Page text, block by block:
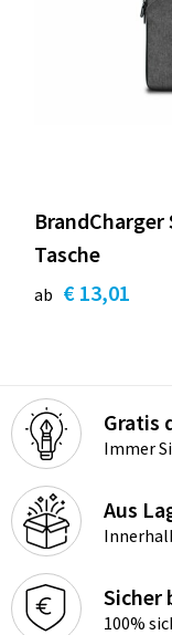
Tasche
ab € 13,01
Gratis
Immer
Aus
Sicher
100%